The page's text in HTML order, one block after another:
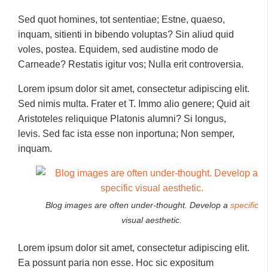
Sed quot homines, tot sententiae; Estne, quaeso,
inquam, sitienti in bibendo voluptas? Sin aliud quid
voles, postea. Equidem, sed audistine modo de
Carneade? Restatis igitur vos; Nulla erit controversia.
Lorem ipsum dolor sit amet, consectetur adipiscing elit.
Sed nimis multa. Frater et T. Immo alio genere; Quid ait
Aristoteles reliquique Platonis alumni? Si longus,
levis. Sed fac ista esse non inportuna; Non semper,
inquam.
Blog images are often under-thought. Develop a specific
visual aesthetic.
Lorem ipsum dolor sit amet, consectetur adipiscing elit.
Ea possunt paria non esse. Hoc sic expositum